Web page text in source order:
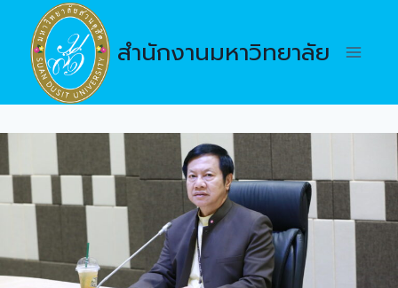
content
สำนักงานมหาวิทยาลัย